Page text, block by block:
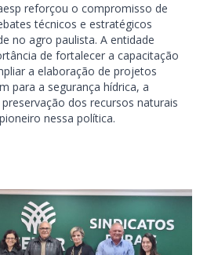
reforçou o compromisso de
técnicos e estratégicos
no agro paulista. A entidade
de fortalecer a capacitação
a elaboração de projetos
para a segurança hídrica, a
dos recursos naturais
nessa política.